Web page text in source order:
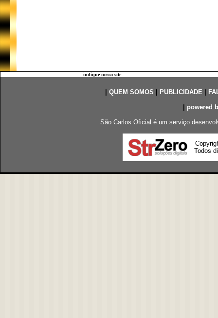
indique nosso site
QUEM SOMOS PUBLICIDADE|
powered
São Carlos Oficial é um serviço
Todos